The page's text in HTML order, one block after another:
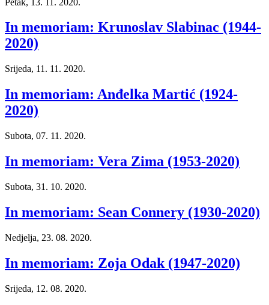
In memoriam: Krunoslav Slabinac (1944-
2020)
Srijeda, 11. 11. 2020.
In memoriam: Anđelka Martić (1924-
2020)
Subota, 07. 11. 2020.
In memoriam: Vera Zima (1953-2020)
Subota, 31. 10. 2020.
In memoriam: Sean Connery (1930-2020)
Nedjelja, 23. 08. 2020.
In memoriam: Zoja Odak (1947-2020)
Srijeda, 12. 08. 2020.